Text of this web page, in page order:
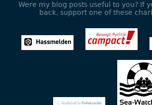
Were my blog posts useful to you? If
back, support one of these